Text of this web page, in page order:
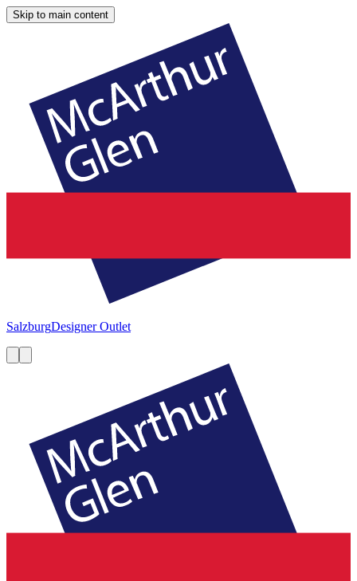
Skip to main content
SalzburgDesigner Outlet